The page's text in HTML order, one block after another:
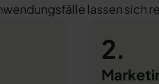
lassen sich
2.